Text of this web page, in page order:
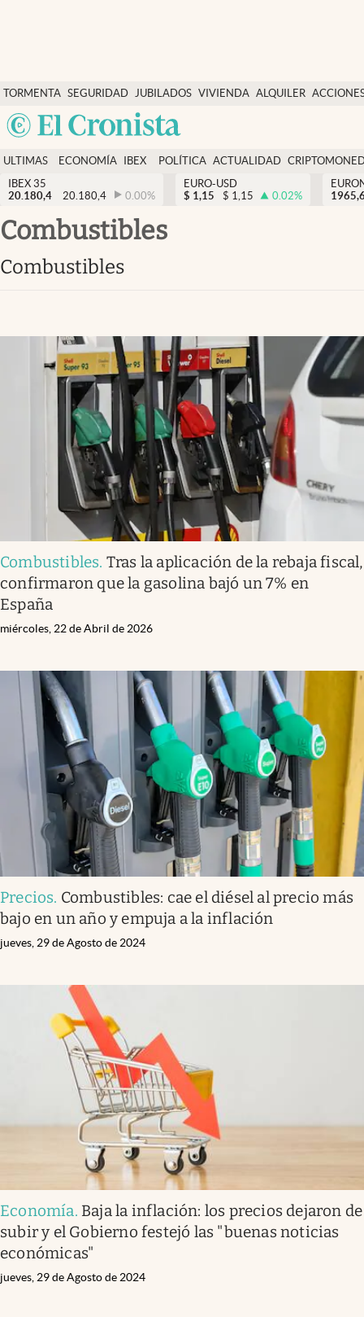
TORMENTA SEGURIDAD
SOCIAL
JUBILADOS VIVIENDA ALQUILER
USA
Economía y finanzas
Política
Actualidad
Criptomonedas
España
ULTIMAS
NOTICIAS
ECONOMÍA
FINANZAS
IBEX
EURO
POLÍTICA ACTUALIDAD
IBEX 35
20.180,4
20.180,4 0.00%
EURO-USD
$ 1,15 $ 1,15 0.02%
combustibles
combustibles
Combustibles. Tras la aplicación de la rebaja fiscal,
confirmaron que la gasolina bajó un 7% en
España
miércoles, 22 de Abril de 2026
Precios. Combustibles: cae el diésel al precio más
bajo en un año y empuja a la inflación
jueves, 29 de Agosto de 2024
Economía. Baja la inflación: los precios dejaron de
subir y el Gobierno festejó las "buenas noticias
económicas"
jueves, 29 de Agosto de 2024